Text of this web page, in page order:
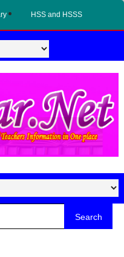
HSS and HSSS
Search